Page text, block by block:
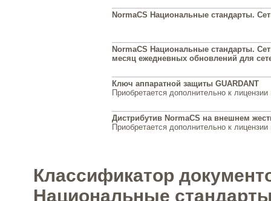
NormaCS Национальные стандарты.
NormaCS Национальные стандарты.
месяц ежедневных обновлений для
Ключ аппаратной защиты GUARDANT
Приобретается дополнительно к лицензии
Дистрибутив NormaCS на внешнем
Приобретается дополнительно к лицензии
Классификатор
Национальные